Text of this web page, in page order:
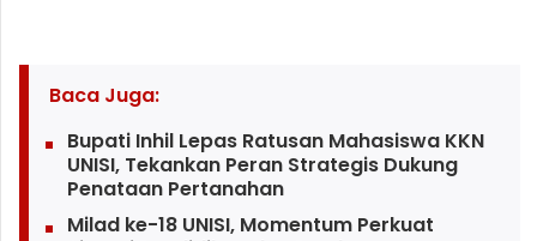
Baca Juga:
Bupati Inhil Lepas Ratusan Mahasiswa KKN
UNISI, Tekankan Peran Strategis Dukung
Penataan Pertanahan
Milad ke-18 UNISI, Momentum Perkuat